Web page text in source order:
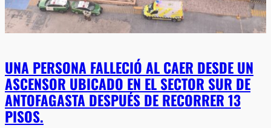
UNA PERSONA FALLECIÓ AL CAER DESDE UN
ASCENSOR UBICADO EN EL SECTOR SUR DE
ANTOFAGASTA DESPUÉS DE RECORRER 13
PISOS.